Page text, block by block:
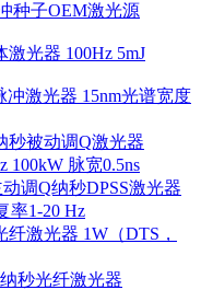
种子OEM激光源
光器 100Hz 5mJ
冲激光器 15nm光谱宽度
秒被动调Q激光器
100kW 脉宽0.5ns
调Q纳秒DPSS激光器
率1-20 Hz
激光器 1W（DTS，
秒光纤激光器